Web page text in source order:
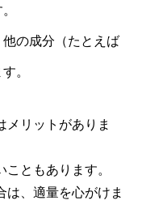
の成分（たとえば
。
メリットがありま
ともあります。
は、適量を心がけま